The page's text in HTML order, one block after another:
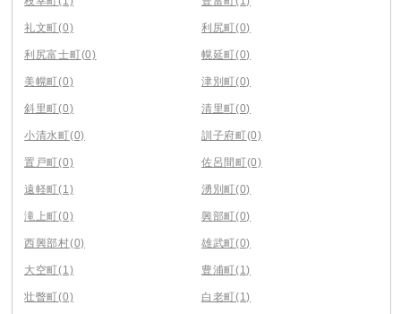
礼文町(0) 利尻町(0)
利尻富士町(0) 幌延町(0)
美幌町(0) 津別町(0)
斜里町(0) 清里町(0)
小清水町(0) 訓子府町(0)
置戸町(0) 佐呂間町(0)
遠軽町(1) 湧別町(0)
滝上町(0) 興部町(0)
西興部村(0) 雄武町(0)
大空町(1) 豊浦町(1)
壮瞥町(0) 白老町(1)